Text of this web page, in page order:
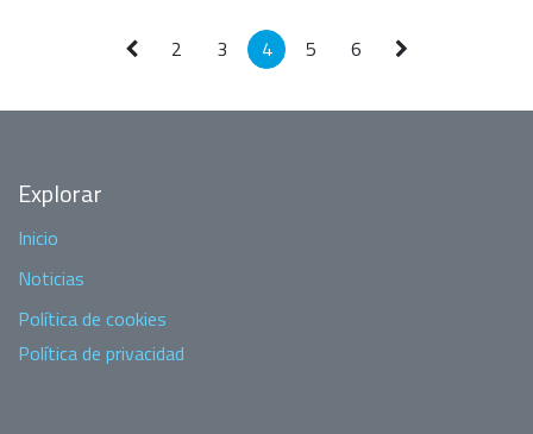
2 3 4 5 6
Explorar
Inicio
Noticias
Política de cookies
Política de privacidad